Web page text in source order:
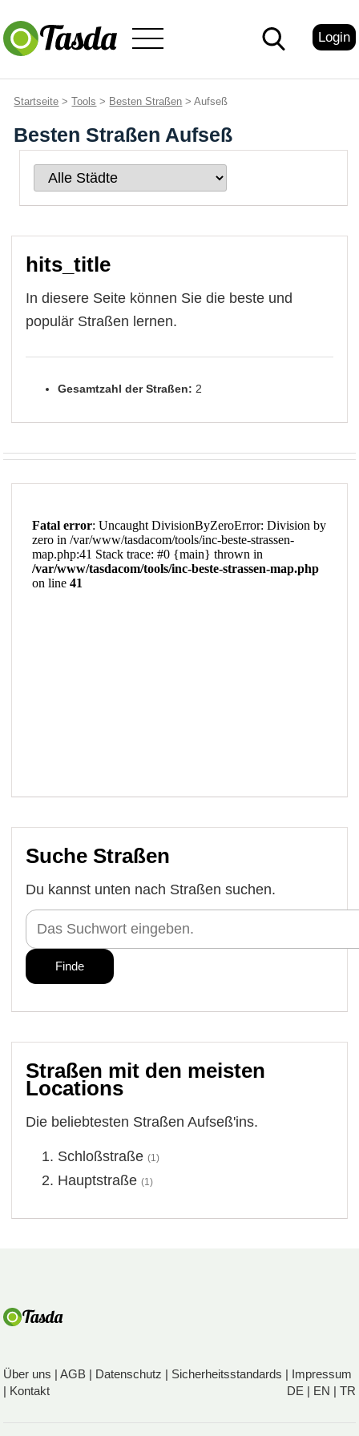
Login
Startseite >Tools > Besten Straßen > Aufseß
Besten Straßen Aufseß
hits_title
In diesere Seite können Sie die beste und
populär Straßen lernen.
Gesamtzahl der Straßen: 2
Suche Straßen
Du kannst unten nach Straßen suchen.
Straßen mit den meisten
Locations
Die beliebtesten Straßen Aufseß'ins.
Schloßstraße (1)
Hauptstraße (1)
Über uns |AGB Datenschutz Sicherheitsstandards
Impressum
Kontakt DE| EN TR